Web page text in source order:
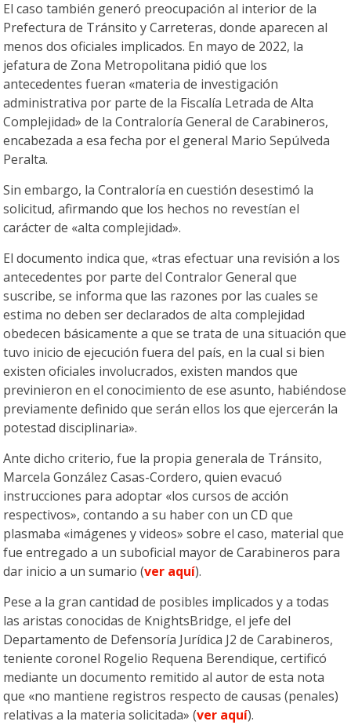
El caso también generó preocupación al interior de la
Prefectura de Tránsito y Carreteras, donde aparecen al
menos dos oficiales implicados. En mayo de 2022, la
jefatura de Zona Metropolitana pidió que los
antecedentes fueran «materia de investigación
administrativa por parte de la Fiscalía Letrada de Alta
Complejidad» de la Contraloría General de Carabineros,
encabezada a esa fecha por el general Mario Sepúlveda
Peralta.
Sin embargo, la Contraloría en cuestión desestimó la
solicitud, afirmando que los hechos no revestían el
carácter de «alta complejidad».
El documento indica que, «tras efectuar una revisión a los
antecedentes por parte del Contralor General que
suscribe, se informa que las razones por las cuales se
estima no deben ser declarados de alta complejidad
obedecen básicamente a que se trata de una situación que
tuvo inicio de ejecución fuera del país, en la cual si bien
existen oficiales involucrados, existen mandos que
previnieron en el conocimiento de ese asunto, habiéndose
previamente definido que serán ellos los que ejercerán la
potestad disciplinaria».
Ante dicho criterio, fue la propia generala de Tránsito,
Marcela González Casas-Cordero, quien evacuó
instrucciones para adoptar «los cursos de acción
respectivos», contando a su haber con un CD que
plasmaba «imágenes y videos» sobre el caso, material que
fue entregado a un suboficial mayor de Carabineros para
dar inicio a un sumario (ver aquí).
Pese a la gran cantidad de posibles implicados y a todas
las aristas conocidas de KnightsBridge, el jefe del
Departamento de Defensoría Jurídica J2 de Carabineros,
teniente coronel Rogelio Requena Berendique, certificó
mediante un documento remitido al autor de esta nota
que «no mantiene registros respecto de causas (penales)
relativas a la materia solicitada» (ver aquí).